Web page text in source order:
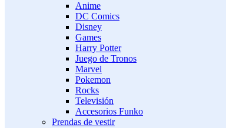
Anime
DC Comics
Disney
Games
Harry Potter
Juego de Tronos
Marvel
Pokemon
Rocks
Televisión
Accesorios Funko
Prendas de vestir